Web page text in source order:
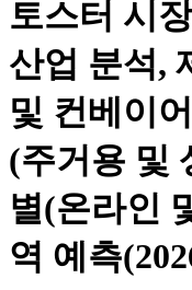
토스터 시
산업 분석,
및 컨베이
(주거용 및
별(온라인
역 예측